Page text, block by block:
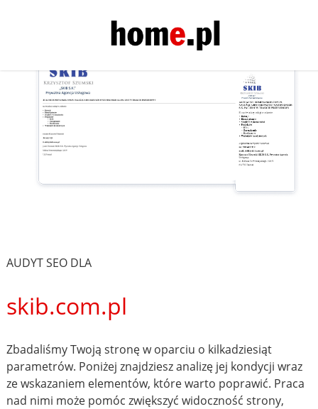
AUDYT SEO DLA
skib.com.pl
Zbadaliśmy Twoją stronę w oparciu o kilkadziesiąt
parametrów. Poniżej znajdziesz analizę jej kondycji wraz
ze wskazaniem elementów, które warto poprawić. Praca
nad nimi może pomóc zwiększyć widoczność strony,